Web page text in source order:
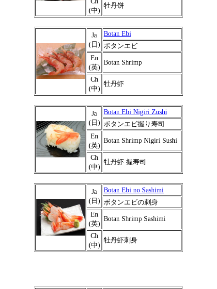
(中)
牡丹饼
Ja
(日)
Botan Ebi
ボタンエビ
En
(英)
Botan Shrimp
Ch
(中)
牡丹虾
Ja
(日)
Botan Ebi Nigiri Zushi
ボタンエビ握り寿司
En
(英)
Botan Shrimp Nigiri Sushi
Ch
(中)
牡丹虾 握寿司
Ja
(日)
Botan Ebi no Sashimi
ボタンエビの刺身
En
(英)
Botan Shrimp Sashimi
Ch
(中)
牡丹虾刺身